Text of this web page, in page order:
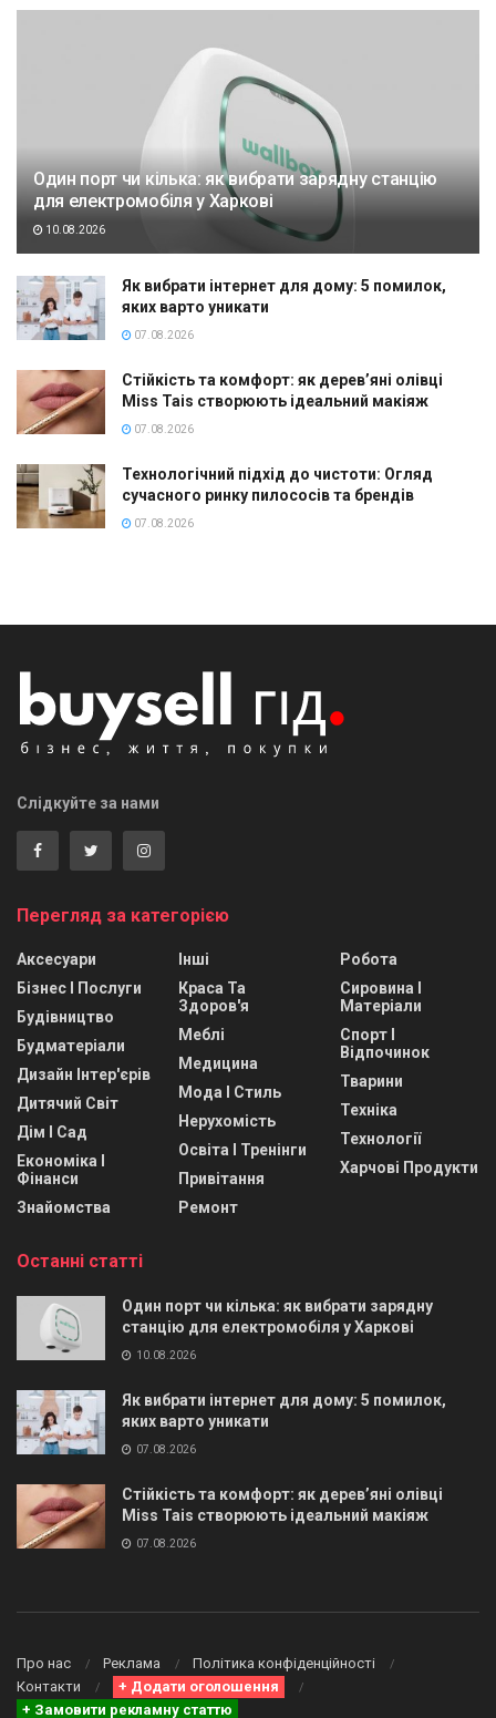
Один порт чи кілька: як вибрати зарядну станцію
для електромобіля у Харкові
10.08.2026
Як вибрати інтернет для дому: 5 помилок,
яких варто уникати
07.08.2026
Стійкість та комфорт: як дерев’яні олівці
Miss Tais створюють ідеальний макіяж
07.08.2026
Технологічний підхід до чистоти: Огляд
сучасного ринку пилососів та брендів
07.08.2026
Слідкуйте за нами
Перегляд за категорією
Аксесуари
Бізнес І Послуги
Будівництво
Будматеріали
Дизайн Інтер'єрів
Дитячий Світ
Дім І Сад
Економіка І
Фінанси
Знайомства
Інші
Краса Та
Здоров'я
Меблі
Медицина
Мода І Стиль
Нерухомість
Освіта І Тренінги
Привітання
Ремонт
Робота
Сировина І
Матеріали
Спорт І
Відпочинок
Тварини
Техніка
Технології
Харчові Продукти
Останні статті
Один порт чи кілька: як вибрати зарядну
станцію для електромобіля у Харкові
10.08.2026
Як вибрати інтернет для дому: 5 помилок,
яких варто уникати
07.08.2026
Стійкість та комфорт: як дерев’яні олівці
Miss Tais створюють ідеальний макіяж
07.08.2026
Про нас Реклама
Політика конфіденційності
Контакти
+ Додати оголошення
+ Замовити рекламну статтю